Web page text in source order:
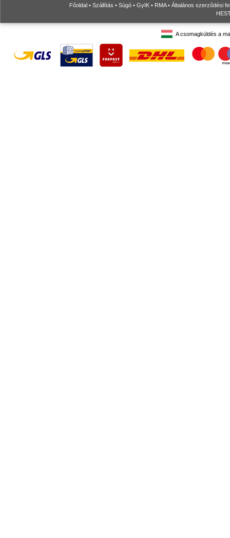
Főoldal • Szállítás • Súgó • GyIK • RMA• Általános szerződési
A csomagküldés a